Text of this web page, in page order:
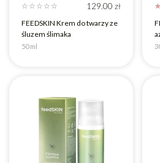
☆ ☆ ☆ ☆ ☆ 129.00 zł
FEEDSKIN Krem do twarzy ze
śluzem ślimaka
50 ml
☆